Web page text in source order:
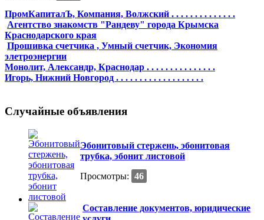
ПромКапиталЪ, Компания, Волжский . . . . . . . . . . . . . .
Агентство знакомств "Рандеву" города Крымска
Краснодарского края
Прошивка счетчика , Умный счетчик, Экономия
элетроэнергии
Монолит, Александр, Краснодар . . . . . . . . . . . . . . .
Игорь, Нижний Новгород . . . . . . . . . . . . . . . . . . .
Случайные объявления
Эбонитовый стержень, эбонитовая
трубка, эбонит листовой
Просмотры: 46
Составление документов, юридические